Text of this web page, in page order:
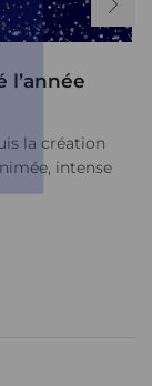
l’année
la création
intense